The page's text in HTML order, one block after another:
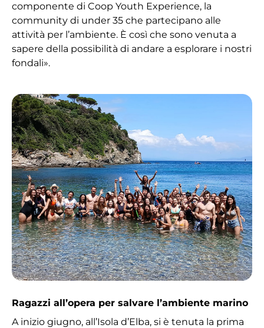
componente di Coop Youth Experience, la
community di under 35 che partecipano alle
attività per l’ambiente. È così che sono venuta a
sapere della possibilità di andare a esplorare i nostri
fondali».
Ragazzi all’opera per salvare l’ambiente marino
A inizio giugno, all’Isola d’Elba, si è tenuta la prima